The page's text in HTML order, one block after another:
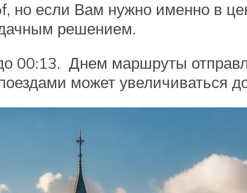
но если Вам нужно именно в
решением.
00:13. Днем маршруты
может увеличиваться